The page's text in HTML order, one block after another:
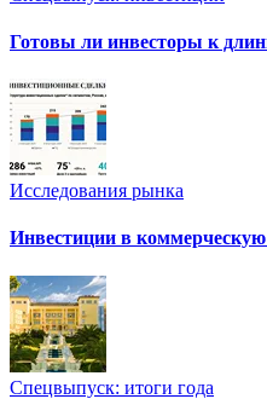
Готовы ли инвесторы к
Исследования рынка
Инвестиции в
Спецвыпуск: итоги года